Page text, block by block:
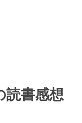
読書感想